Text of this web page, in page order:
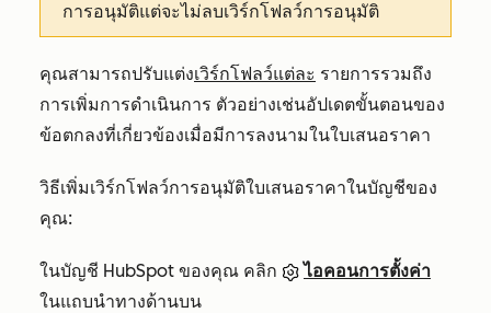
การอนุมัติแต่จะไม่ลบเวิร์กโฟลว์การอนุมัติ
คุณสามารถปรับแต่งเวิร์กโฟลว์แต่ละ รายการรวมถึง
การเพิ่มการดำเนินการ ตัวอย่างเช่นอัปเดตขั้นตอนของ
ข้อตกลงที่เกี่ยวข้องเมื่อมีการลงนามในใบเสนอราคา
วิธีเพิ่มเวิร์กโฟลว์การอนุมัติใบเสนอราคาในบัญชีของ
คุณ:
ในบัญชี HubSpot ของคุณ คลิก
ไอคอนการตั้งค่า
ในแถบนำทางด้านบน